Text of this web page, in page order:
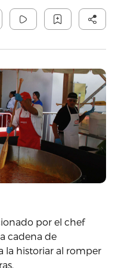
por el chef
cadena de
la historiar al romper